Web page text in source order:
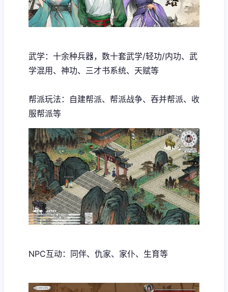
武学：十余种兵器，数十套武学/轻功/内功、武
学混用、神功、三才书系统、天赋等
帮派玩法：自建帮派、帮派战争、吞并帮派、收
服帮派等
NPC互动：同伴、仇家、家仆、生育等